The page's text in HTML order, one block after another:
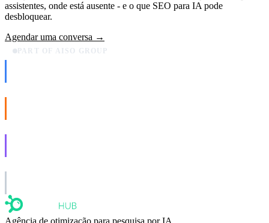
assistentes, onde está ausente - e o que SEO para IA pode
desbloquear.
Agendar uma conversa →
PART OF AISO GROUP
Agência de otimização para pesquisa por IA